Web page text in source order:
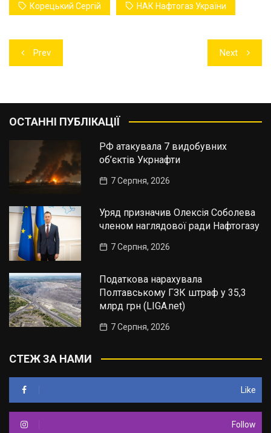
Корецький Сергій НАК Нафтогаз України
Навігація
записів
Prev Next
ОСТАННІ ПУБЛІКАЦІЇ
РФ атакувала 7 видобувних
об’єктів Укрнафти
7 Серпня, 2026
Уряд призначив Олексія Соболева
членом наглядової ради Нафтогазу
7 Серпня, 2026
Податкова нарахувала
Полтавському ГЗК штраф у 35,3
млрд грн (LIGA.net)
7 Серпня, 2026
СТЕЖ ЗА НАМИ
Like
Follow